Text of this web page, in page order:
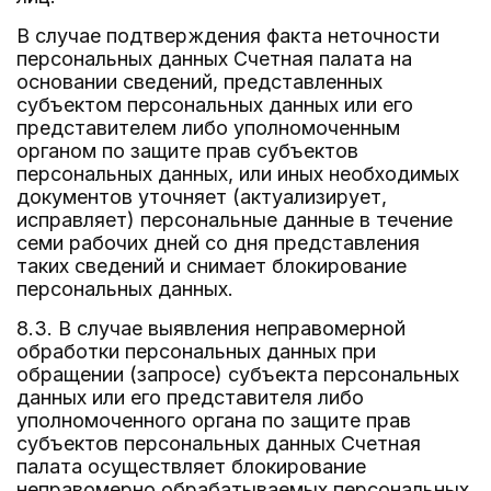
В случае подтверждения факта неточности
персональных данных Счетная палата на
основании сведений, представленных
субъектом персональных данных или его
представителем либо уполномоченным
органом по защите прав субъектов
персональных данных, или иных необходимых
документов уточняет (актуализирует,
исправляет) персональные данные в течение
семи рабочих дней со дня представления
таких сведений и снимает блокирование
персональных данных.
8.3. В случае выявления неправомерной
обработки персональных данных при
обращении (запросе) субъекта персональных
данных или его представителя либо
уполномоченного органа по защите прав
субъектов персональных данных Счетная
палата осуществляет блокирование